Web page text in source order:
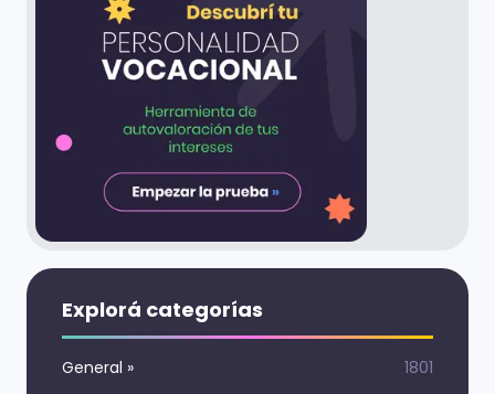
Explorá categorías
General » 1801